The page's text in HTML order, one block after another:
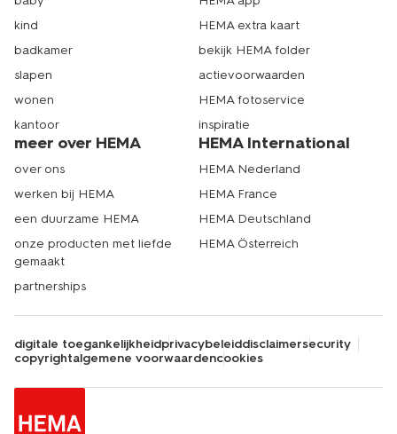
kind
badkamer
slapen
wonen
kantoor
HEMA extra kaart
bekijk HEMA folder
actievoorwaarden
HEMA fotoservice
inspiratie
meer over HEMA
over ons
werken bij HEMA
een duurzame HEMA
onze producten met liefde
gemaakt
partnerships
HEMA International
HEMA Nederland
HEMA France
HEMA Deutschland
HEMA Österreich
digitale toegankelijkheidprivacybeleiddisclaimersecurity
copyrightalgemene voorwaardencookies